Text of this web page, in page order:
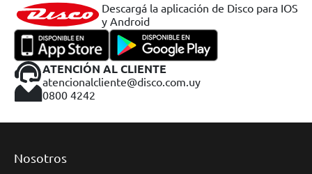
Descargá la aplicación de Disco para IOS
y Android
ATENCIÓN AL CLIENTE
atencionalcliente@disco.com.uy
0800 4242
Nosotros